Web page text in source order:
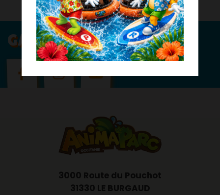
GARDONS LE CONTACT !
3000 Route du Pouchot
31330 LE BURGAUD